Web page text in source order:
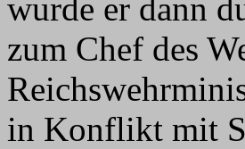
wurde er dann
zum Chef des
in Konflikt mit